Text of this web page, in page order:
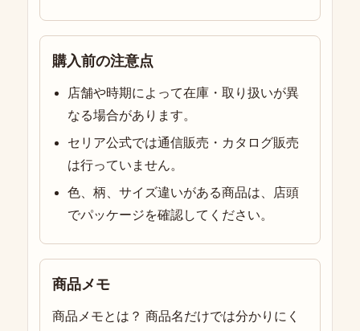
購入前の注意点
店舗や時期によって在庫・取り扱いが異
なる場合があります。
セリア公式では通信販売・カタログ販売
は行っていません。
色、柄、サイズ違いがある商品は、店頭
でパッケージを確認してください。
商品メモ
商品メモとは？ 商品名だけでは分かりにく